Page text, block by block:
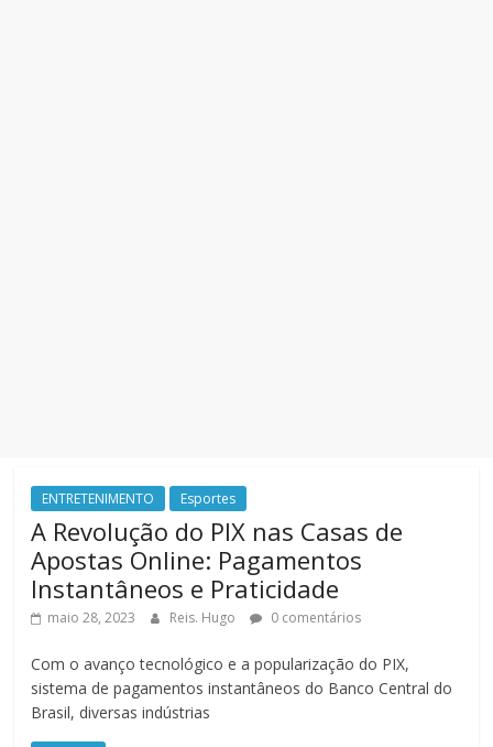
ENTRETENIMENTO Esportes
A Revolução do PIX nas Casas de
Apostas Online: Pagamentos
Instantâneos e Praticidade
maio 28, 2023 Reis. Hugo 0 comentários
Com o avanço tecnológico e a popularização do PIX,
sistema de pagamentos instantâneos do Banco Central do
Brasil, diversas indústrias